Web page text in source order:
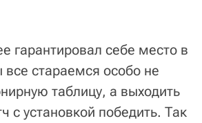
гарантировал себе место в
стараемся особо не
таблицу, а выходить
с установкой победить. Так